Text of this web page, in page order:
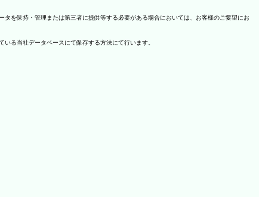
を保持・管理または第三者に提供等する必要がある場合においては、お客様のご要望にお
る当社データベースにて保存する方法にて行います。